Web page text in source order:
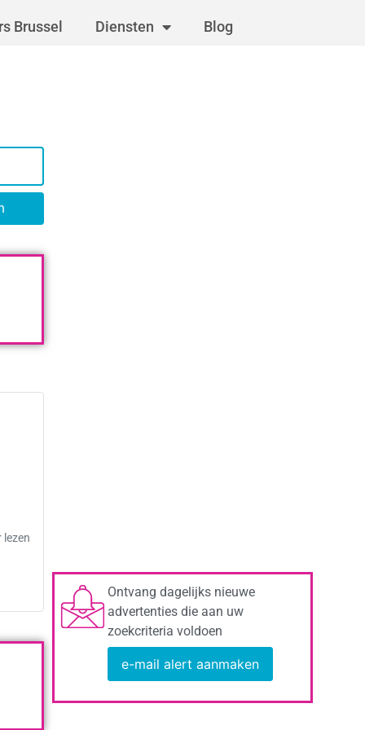
Brussel Diensten Blog
lezen
Ontvang dagelijks nieuwe
advertenties die aan uw
zoekcriteria voldoen
e-mail alert aanmaken